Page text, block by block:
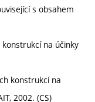
s obsahem
na účinky
konstrukcí na
2002. (CS)